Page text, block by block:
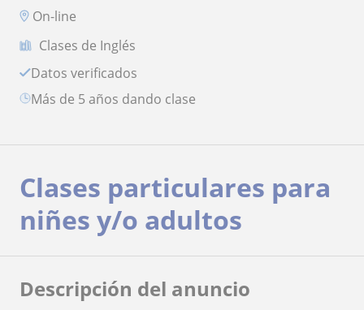
On-line
Clases de Inglés
Datos verificados
más de 5 años dando clase
Clases particulares para
niñes y/o adultos
Descripción del anuncio